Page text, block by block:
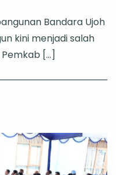
Bandara
Ujoh
Ngebut,
Bisa
Terbang
Setelah
Bandara Ujoh
kini menjadi salah
[…]